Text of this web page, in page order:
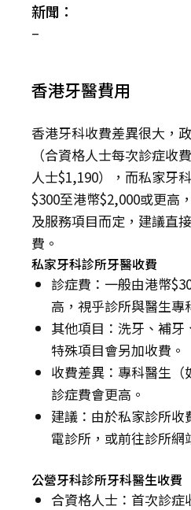
新聞：
–
香港牙醫費用
香港牙科收費差異很大，
（合資格人士每次診症收
人士$1,190），而私家牙
$300至港幣$2,000或更高
及服務項目而定，建議直
費。
私家牙科診所牙醫收費
診症費：一般由港幣
高，視乎診所與醫生專
其他項目：洗牙、補牙
特殊項目會另加收費。
收費差異：專科醫生
診症費會更高。
建議：由於私家診所
電診所，或前往診所網
公營牙科診所牙科醫生收費
合資格人士：首次診症